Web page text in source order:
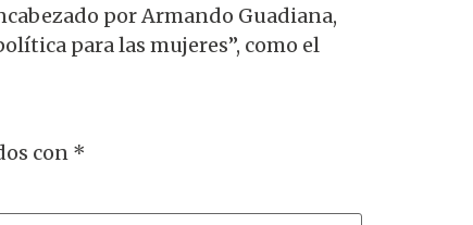
por Armando Guadiana,
para las mujeres”, como el
con *